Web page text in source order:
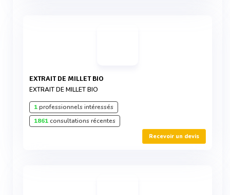
EXTRAIT DE MILLET BIO
EXTRAIT DE MILLET BIO
1professionnels intéressés
1861consultations récentes
Recevoir un devis